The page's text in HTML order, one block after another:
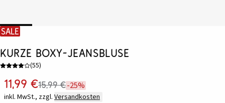
SALE
Kurze Boxy-Jeansbluse
(55)
11,99 €15,99 €-25%
inkl. MwSt., zzgl. Versandkosten